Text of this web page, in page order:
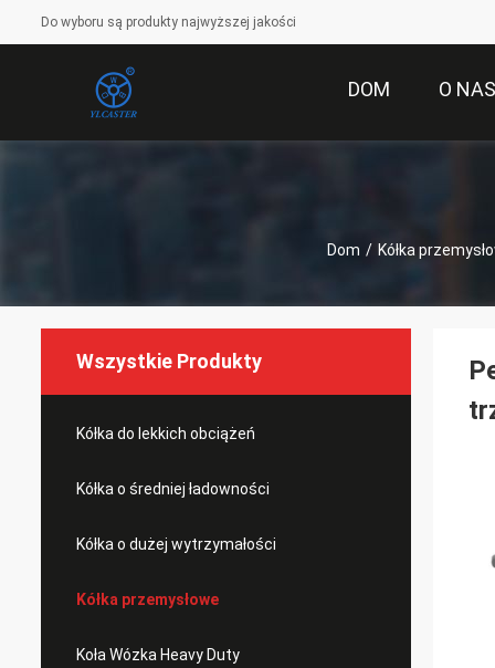
Do wyboru są produkty najwyższej jakości
DOM O NAS
Dom / Kółka
Wszystkie Produkty
Kółka do lekkich obciążeń
Kółka o średniej ładowności
Kółka o dużej wytrzymałości
Kółka przemysłowe
Koła Wózka Heavy Duty